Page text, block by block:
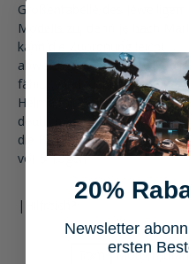
Größentabelle des jeweiligen
Modells zu, denn je nach
kann die Zuordnung leicht
abweichen. Wenn du mit Brille
fährst, sind Klapphelme oder
Helme mit Brillenkanälen oft
deutlich komfortabler, weil
die Brille leichter aufsetzen
vor 5 Tagen
|
20%
Newsletter
ersten